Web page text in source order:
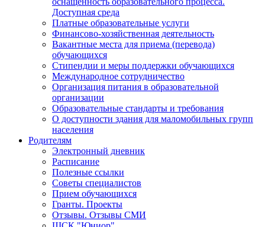
Доступная среда
Платные образовательные услуги
Финансово-хозяйственная деятельность
Вакантные места для приема (перевода)
обучающихся
Стипендии и меры поддержки обучающихся
Международное сотрудничество
Организация питания в образовательной
организации
Образовательные стандарты и требования
О доступности здания для маломобильных групп
населения
Родителям
Электронный дневник
Расписание
Полезные ссылки
Советы специалистов
Прием обучающихся
Гранты. Проекты
Отзывы. Отзывы СМИ